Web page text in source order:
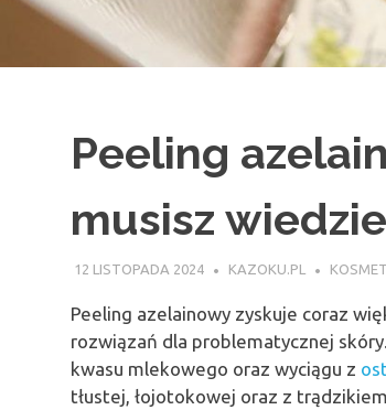
Peeling
musisz
12 LISTOPADA 2024 KAZOKU.PL
Peeling azelainowy zyskuje coraz
rozwiązań dla problematycznej
kwasu mlekowego oraz wyciągu z
tłustej, łojotokowej oraz z